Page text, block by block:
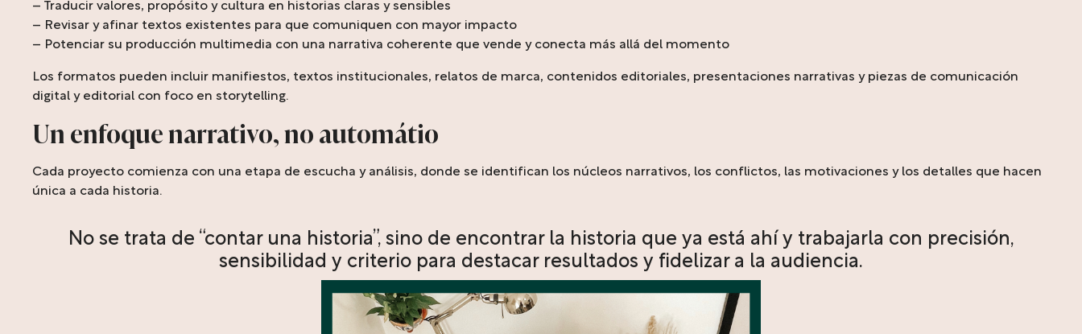
– Traducir valores, propósito y cultura en historias claras y sensibles
– Revisar y afinar textos existentes para que comuniquen con mayor impacto
– Potenciar su producción multimedia con una narrativa coherente que vende y conecta más allá del momento
Los formatos pueden incluir manifiestos, textos institucionales, relatos de marca, contenidos editoriales, presentaciones narrativas y piezas de comunicación
digital y editorial con foco en storytelling.
Un enfoque narrativo, no automátio
Cada proyecto comienza con una etapa de escucha y análisis, donde se identifican los núcleos narrativos, los conflictos, las motivaciones y los detalles que hacen
única a cada historia.
No se trata de “contar una historia”, sino de encontrar la historia que ya está ahí y trabajarla con precisión,
sensibilidad y criterio para destacar resultados y fidelizar a la audiencia.